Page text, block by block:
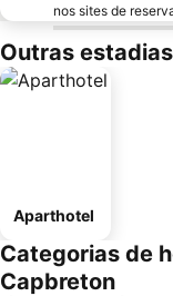
nos sites de
Outras
Aparthotel
Categorias de
Capbreton